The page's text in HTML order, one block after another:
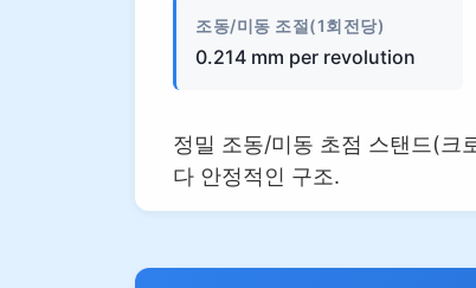
조동/미동 조절(1회전당)
0.214 mm per revolution
정밀 조동/미동 초점 스탠드(
다 안정적인 구조.